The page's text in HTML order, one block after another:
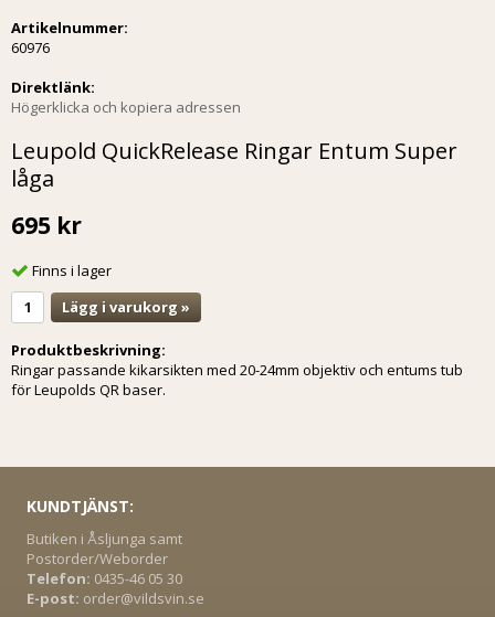
Artikelnummer:
60976
Direktlänk:
Högerklicka och kopiera adressen
Leupold QuickRelease Ringar Entum Super
låga
695 kr
Finns i lager
Lägg i varukorg »
Produktbeskrivning:
Ringar passande kikarsikten med 20-24mm objektiv och entums tub
för Leupolds QR baser.
KUNDTJÄNST:
Butiken i Åsljunga samt
Postorder/Weborder
Telefon: 0435-46 05 30
E-post: order@vildsvin.se